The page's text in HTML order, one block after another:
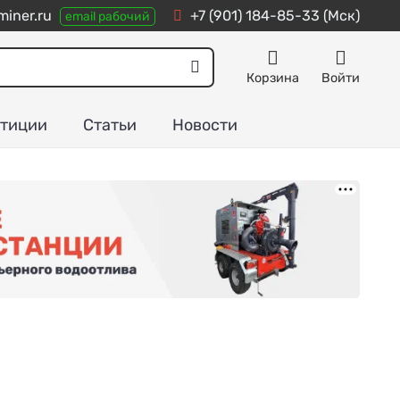
email рабочий +7 (901) 184-85-33 (Мск)
Корзина Войти
Статьи Новости